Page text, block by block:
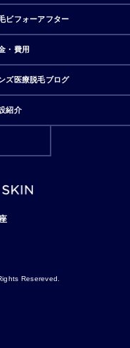
ビフォーアフター
・費用
ズ医療脱毛ブログ
紹介
Resereved.